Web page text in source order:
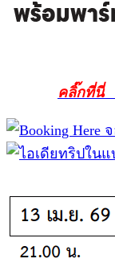
คลิ๊กที่นี่